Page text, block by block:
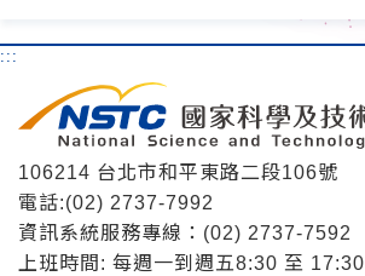
:::
106214 台北市和平東路二段106號
電話:(02) 2737-7992
資訊系統服務專線：(02) 2737-7592
上班時間: 每週一到週五8:30 至 17:30